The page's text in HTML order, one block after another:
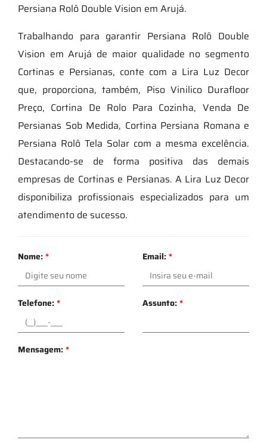
Persiana Rolô Double Vision em Arujá.
Trabalhando para garantir Persiana Rolô Double
Vision em Arujá de maior qualidade no segmento
Cortinas e Persianas, conte com a Lira Luz Decor
que, proporciona, também, Piso Vinilico Durafloor
Preço, Cortina De Rolo Para Cozinha, Venda De
Persianas Sob Medida, Cortina Persiana Romana e
Persiana Rolô Tela Solar com a mesma excelência.
Destacando-se de forma positiva das demais
empresas de Cortinas e Persianas. A Lira Luz Decor
disponibiliza profissionais especializados para um
atendimento de sucesso.
Nome:* Email:*
Telefone:* Assunto:*
Mensagem:*